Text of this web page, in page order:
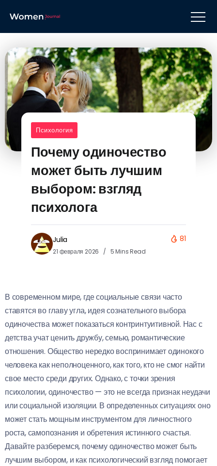
Психология
Почему одиночество
может быть лучшим
выбором: взгляд
психолога
Julia
21 февраля 2026 5 Mins Read
81
В современном мире, где социальные связи часто
ставятся во главу угла, идея сознательного выбора
одиночества может показаться контринтуитивной. Нас с
детства учат ценить дружбу, семью, романтические
отношения. Общество нередко воспринимает одинокого
человека как неполноценного, как того, кто не смог найти
свое место среди других. Однако, с точки зрения
психологии, одиночество — это не всегда признак неудачи
или социальной изоляции. В определенных ситуациях оно
может стать мощным инструментом для личностного
роста, самопознания и обретения истинного счастья.
Давайте разберемся, почему одиночество может быть
лучшим выбором, и как психологический взгляд помогает